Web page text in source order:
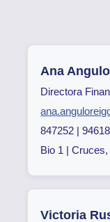
Ana
Directora
847252 |
Bio 1 |
Victoria